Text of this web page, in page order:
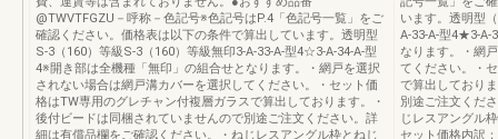
@TWVTFGZU－呼称－色記号※色記号はP.4「色記号一覧」をご
確認ください。価格表は以下の条件で算出しています。透明型
S-3（160）等級S-3（160）等級無印3-A-33-A-型4☆3-A-34-A-型
4※開き部は全機種「無印」の組合せとなります。・網戸を選択
されない場合は網戸溝カバーを選択してください。・セット価
格はTW専用のグレチャン付複層ガラスで算出しております。・
後付ビードは同梱されていませんので別途ご注文ください。詳
細は有償品欄をご確認ください。・ねじレスアングル枠とねじ
います。透明型
A-33-A-型4★3-A-
なります。・網
てください。・
で算出しており
別途ご注文くだ
じレスアングル
セット価格内訳